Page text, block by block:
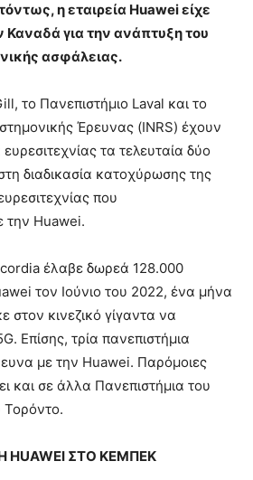
η εταιρεία Huawei είχε
Καναδά για την ανάπτυξη του
ασφάλειας.
το Πανεπιστήμιο Laval και το
Έρευνας (INRS) έχουν
τα τελευταία δύο
διαδικασία κατοχύρωσης της
που
την Huawei.
έλαβε δωρεά 128.000
τον Ιούνιο του 2022, ένα μήνα
κινεζικό γίγαντα να
Επίσης, τρία πανεπιστήμια
με την Huawei. Παρόμοιες
και σε άλλα Πανεπιστήμια του
HUAWEI ΣΤΟ ΚΕΜΠΕΚ